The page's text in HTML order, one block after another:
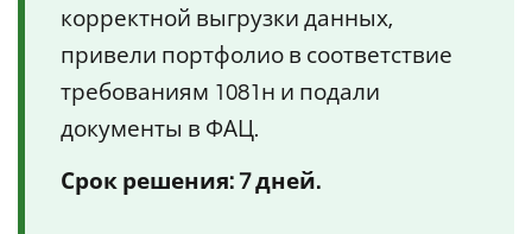
корректной выгрузки данных,
привели портфолио в соответствие
требованиям 1081н и подали
документы в ФАЦ.
Срок решения: 7 дней.